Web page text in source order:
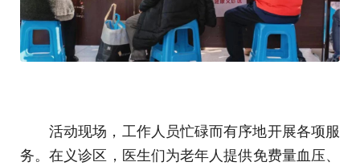
活动现场，工作人员忙碌而有序地开展各项服
务。在义诊区，医生们为老年人提供免费量血压、